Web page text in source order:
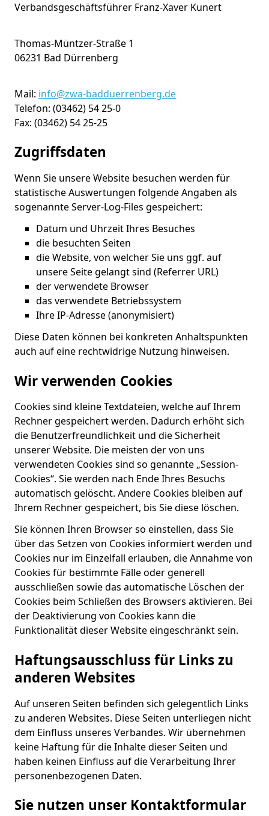
Verbandsgeschäftsführer Franz-Xaver Kunert
Thomas-Müntzer-Straße 1
06231 Bad Dürrenberg
Mail: info@zwa-badduerrenberg.de
Telefon: (03462) 54 25-0
Fax: (03462) 54 25-25
Zugriffsdaten
Wenn Sie unsere Website besuchen werden für
statistische Auswertungen folgende Angaben als
sogenannte Server-Log-Files gespeichert:
Datum und Uhrzeit Ihres Besuches
die besuchten Seiten
die Website, von welcher Sie uns ggf. auf
unsere Seite gelangt sind (Referrer URL)
der verwendete Browser
das verwendete Betriebssystem
Ihre IP-Adresse (anonymisiert)
Diese Daten können bei konkreten Anhaltspunkten
auch auf eine rechtwidrige Nutzung hinweisen.
Wir verwenden Cookies
Cookies sind kleine Textdateien, welche auf Ihrem
Rechner gespeichert werden. Dadurch erhöht sich
die Benutzerfreundlichkeit und die Sicherheit
unserer Website. Die meisten der von uns
verwendeten Cookies sind so genannte „Session-
Cookies“. Sie werden nach Ende Ihres Besuchs
automatisch gelöscht. Andere Cookies bleiben auf
Ihrem Rechner gespeichert, bis Sie diese löschen.
Sie können Ihren Browser so einstellen, dass Sie
über das Setzen von Cookies informiert werden und
Cookies nur im Einzelfall erlauben, die Annahme von
Cookies für bestimmte Fälle oder generell
ausschließen sowie das automatische Löschen der
Cookies beim Schließen des Browsers aktivieren. Bei
der Deaktivierung von Cookies kann die
Funktionalität dieser Website eingeschränkt sein.
Haftungsausschluss für Links zu
anderen Websites
Auf unseren Seiten befinden sich gelegentlich Links
zu anderen Websites. Diese Seiten unterliegen nicht
dem Einfluss unseres Verbandes. Wir übernehmen
keine Haftung für die Inhalte dieser Seiten und
haben keinen Einfluss auf die Verarbeitung Ihrer
personenbezogenen Daten.
Sie nutzen unser Kontaktformular